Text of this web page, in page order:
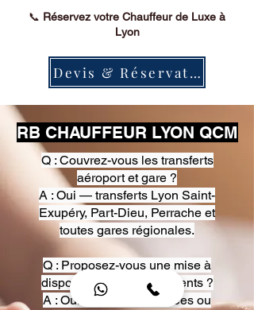
📞 Réservez votre Chauffeur de Luxe à
Lyon
Devis & Réservation
RB CHAUFFEUR LYON QCM
Q : Couvrez-vous les transferts
aéroport et gare ?
A : Oui — transferts Lyon Saint-
Exupéry, Part-Dieu, Perrache et
toutes gares régionales.
Q : Proposez-vous une mise à
disposition pour événements ?
A : Oui — heures, journées ou